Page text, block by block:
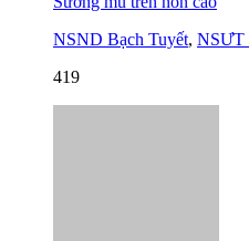
NSND Bạch Tuyết, NSƯT
419